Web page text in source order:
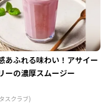
あふれる味わい！アサイー
ーの濃厚スムージー
スクラブ)